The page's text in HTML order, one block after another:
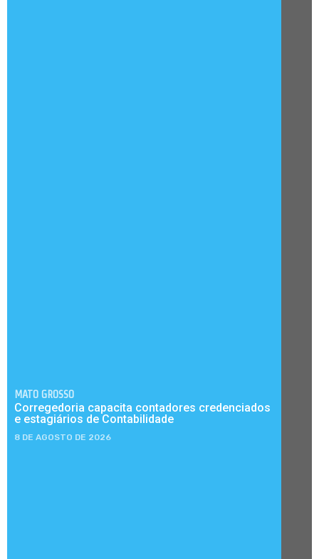
MATO GROSSO
Corregedoria capacita contadores credenciados
e estagiários de Contabilidade
8 DE AGOSTO DE 2026